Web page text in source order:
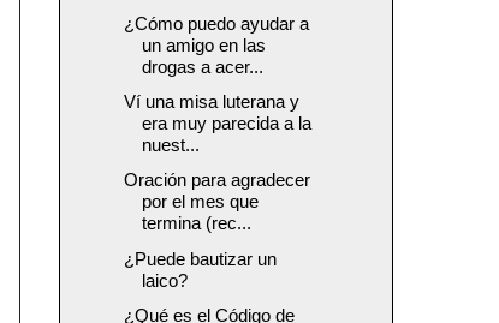
¿Cómo puedo ayudar a
un amigo en las
drogas a acer...
Ví una misa luterana y
era muy parecida a la
nuest...
Oración para agradecer
por el mes que
termina (rec...
¿Puede bautizar un
laico?
¿Qué es el Código de